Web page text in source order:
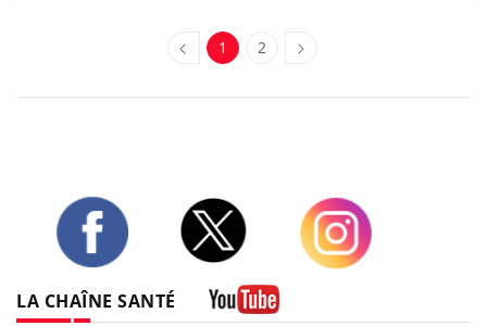
1 2
LA CHAÎNE SANTÉ